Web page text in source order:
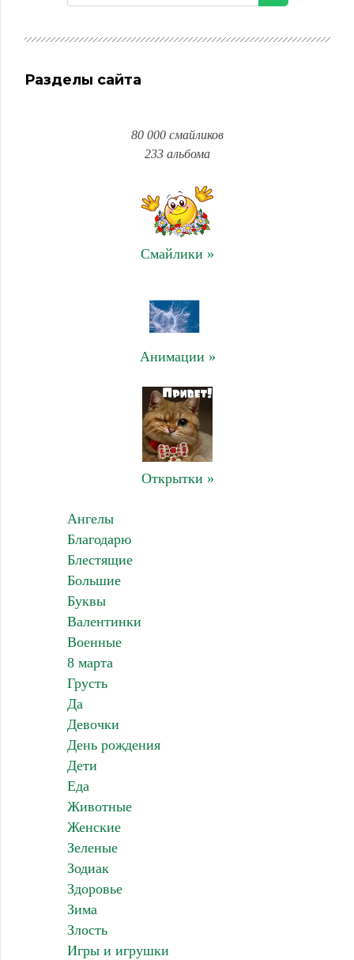
Разделы сайта
80 000 смайликов
233 альбома
Смайлики »
Анимации »
Открытки »
Ангелы
Благодарю
Блестящие
Большие
Буквы
Валентинки
Военные
8 марта
Грусть
Да
Девочки
День рождения
Дети
Еда
Животные
Женские
Зеленые
Зодиак
Здоровье
Зима
Злость
Игры и игрушки